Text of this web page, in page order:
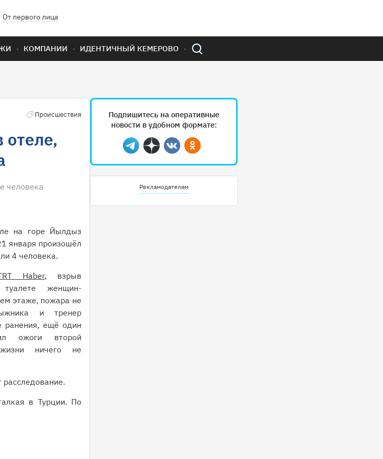
От первого лица
КОМПАНИИ ИДЕНТИЧНЫЙ КЕМЕРОВО
Происшествия
человека
на горе Йылдыз
января произошёл
4 человека.
Haber, взрыв
женщин-
этаже, пожара не
и тренер
ранения, ещё один
ожоги второй
ничего не
расследование.
в Турции. По
Подпишитесь на оперативные
новости в удобном формате:
Telegram
ДзенВконтактеОдноклассники
Рекламодателям